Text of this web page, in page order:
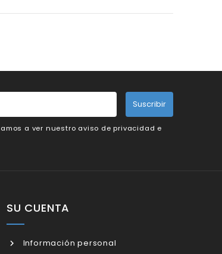
Suscribir
a ver nuestro aviso de privacidad e
SU CUENTA
Información personal